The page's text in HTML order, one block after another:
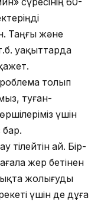
Таңғы және
уақыттарда
толып
туған-
үшін
бар.
тілейтін ай. Бір-
жер бетінен
жолығуды
үшін де дұға